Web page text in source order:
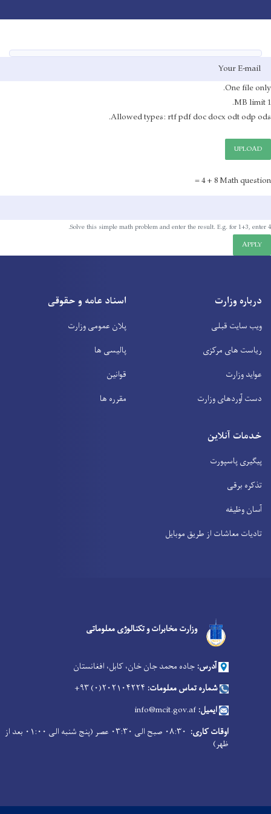
main
صفحه اصلیE-mail
File
One file only.
1 MB limit.
Allowed types: rtf pdf doc docx odt odp ods.
UPLOAD
Math question
8 + 4 =
Solve this simple math problem and enter the result. E.g. for 1+3, enter 4.
APPLY
درباره وزارت
ویب سایت قبلی
ریاست های مرکزی
عواید وزارت
دست آوردهای وزارت
اسناد عامه و حقوقی
پلان عمومی وزارت
پالیسی ها
قوانین
مقرره ها
خدمات آنلاین
پیگیری پاسپورت
تذکره برقی
آسان وظیفه
تادیات معاشات از طریق موبایل
وزارت مخابرات و تکنالوژی معلوماتی
آدرس: جاده محمد جان خان، کابل، افغانستان
شماره تماس معلومات:
ایمیل: info@mcit.gov.af
اوقات کاری:
۰۸:۳۰ صبح الی ۰۳:۳۰ عصر (پنج شنبه الی ۰۱:۰۰ بعد از
ظهر)